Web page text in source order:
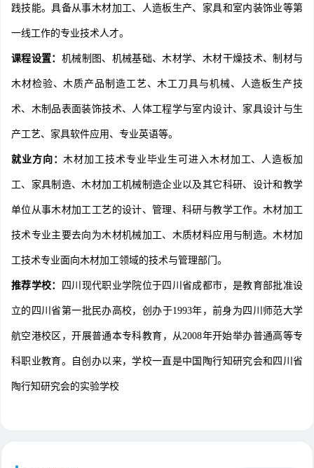
践技能。具备从事木材加工、人造板生产、家具和室内装饰业等第
一线工作的专业技术人才。
课程设置： 机械制图、机械基础、木材学、木材干燥技术、制材与
木材检验、木质产品制造工艺、木工刀具与机械、人造板生产技
术、木制品表面装饰技术、人体工程学与室内设计、家具设计与生
产工艺、家具软件应用、专业英语等。
就业方向：木材加工技术专业毕业生可进入木材加工、人造板加
工、家具制造、木材加工机械制造企业以及其它科研、设计和教学
单位从事木材加工工艺的设计、管理、科研与教学工作。木材加工
技术专业主要去向为木材机械加工、木质材料应用与制造。木材加
工技术专业面向木材加工领域的技术与管理部门。
推荐学校： 四川现代职业学院位于四川省成都市，是教育部批准设
立的四川省第一批民办高校，创办于1993年，前身为四川师范大学
航空港校区，开展普通本专科教育，从2008年开始举办普通高等专
科职业教育。自创办以来，学校一直是中国陶行知研究会和四川省
陶行知研究会的实验学校